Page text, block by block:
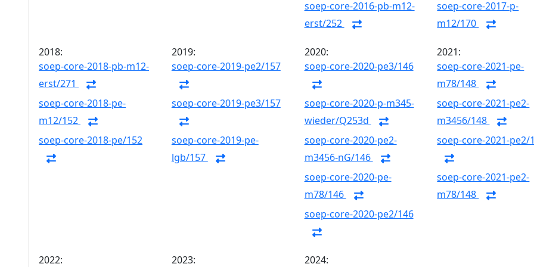
soep-core-2016-pb-m12-
erst/252
soep-core-2017-p-
m12/170
2018:
soep-core-2018-pb-m12-
erst/271
soep-core-2018-pe-
m12/152
soep-core-2018-pe/152
2019:
soep-core-2019-pe2/157
soep-core-2019-pe3/157
soep-core-2019-pe-
lgb/157
2020:
soep-core-2020-pe3/146
soep-core-2020-p-m345-
wieder/Q253d
soep-core-2020-pe2-
m3456-nG/146
soep-core-2020-pe-
m78/146
soep-core-2020-pe2/146
2021:
soep-core-2021-pe-
m78/148
soep-core-2021-pe2-
m3456/148
soep-core-2021-pe2/
soep-core-2021-pe2-
m78/148
2022: 2023: 2024: